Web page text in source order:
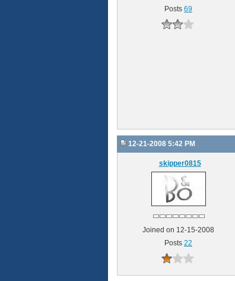
Posts 69
12-21-2008 5:42 PM
skipper0815
Joined on 12-15-2008
Posts 22